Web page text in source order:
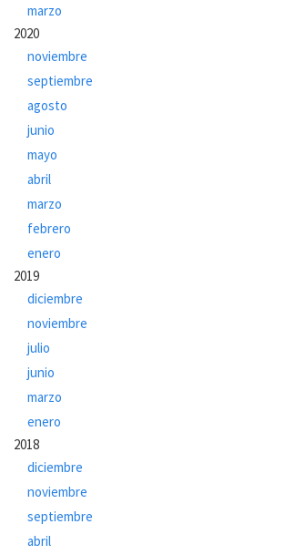
marzo
2020
noviembre
septiembre
agosto
junio
mayo
abril
marzo
febrero
enero
2019
diciembre
noviembre
julio
junio
marzo
enero
2018
diciembre
noviembre
septiembre
abril